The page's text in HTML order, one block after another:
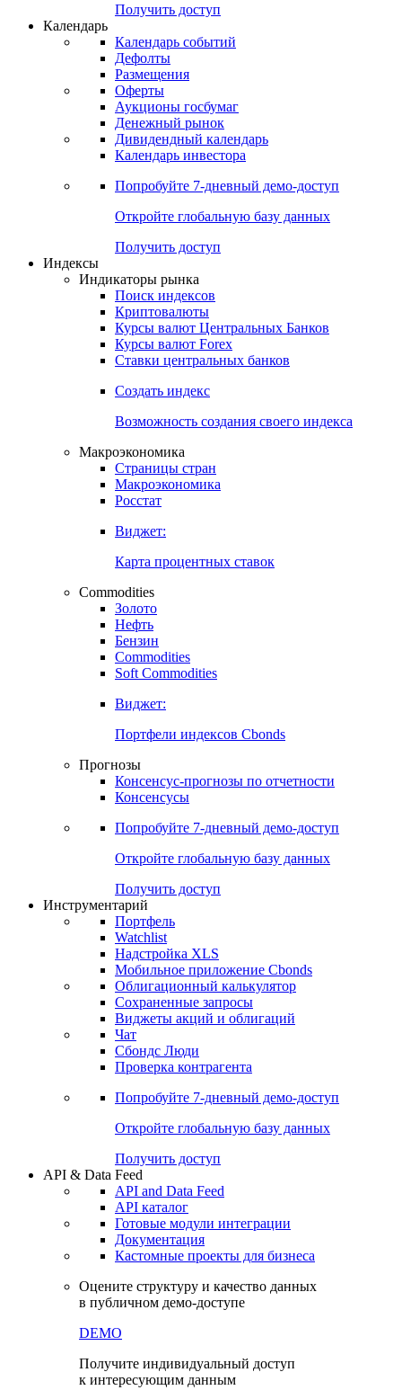
Получить доступ
Календарь
Календарь событий
Дефолты
Размещения
Оферты
Аукционы госбумаг
Денежный рынок
Дивидендный календарь
Календарь инвестора
Попробуйте 7-дневный демо-доступ
Откройте глобальную базу данных
Получить доступ
Индексы
Индикаторы рынка
Поиск индексов
Криптовалюты
Курсы валют Центральных Банков
Курсы валют Forex
Ставки центральных банков
Создать индекс
Возможность создания своего индекса
Макроэкономика
Страницы стран
Макроэкономика
Росстат
Виджет:
Карта процентных ставок
Commodities
Золото
Нефть
Бензин
Commodities
Soft Commodities
Виджет:
Портфели индексов Cbonds
Прогнозы
Консенсус-прогнозы по отчетности
Консенсусы
Попробуйте 7-дневный демо-доступ
Откройте глобальную базу данных
Получить доступ
Инструментарий
Портфель
Watchlist
Надстройка XLS
Мобильное приложение Cbonds
Облигационный калькулятор
Сохраненные запросы
Виджеты акций и облигаций
Чат
Сбондс Люди
Проверка контрагента
Попробуйте 7-дневный демо-доступ
Откройте глобальную базу данных
Получить доступ
API & Data Feed
API and Data Feed
API каталог
Готовые модули интеграции
Документация
Кастомные проекты для бизнеса
Оцените структуру и качество данных
в публичном демо-доступе
DEMO
Получите индивидуальный доступ
к интересующим данным